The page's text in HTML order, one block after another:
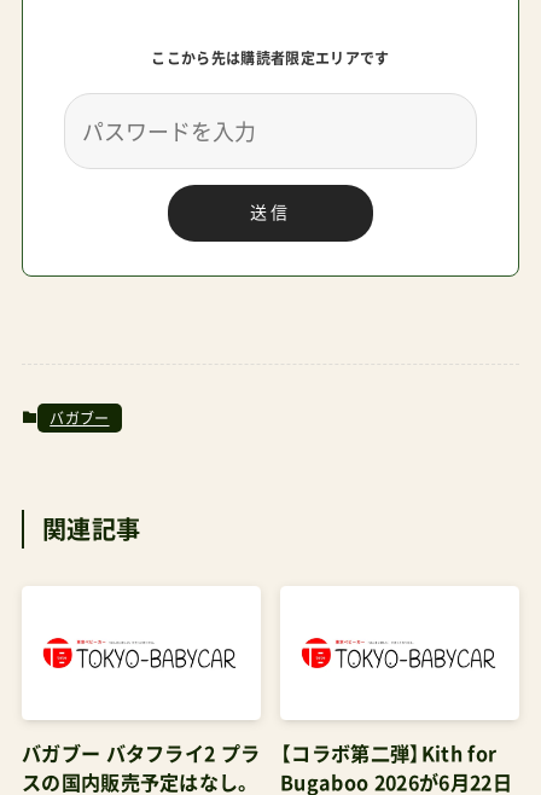
ェイオンラインショップ Ergobaby日本正規総代
理店Bugaboo高ポイント還元
ここから先は購読者限定エリアです
送信
バガブー
関連記事
バガブー バタフライ2 プラ
スの国内販売予定はなし。
【コラボ第二弾】Kith for
Bugaboo 2026が6月22日